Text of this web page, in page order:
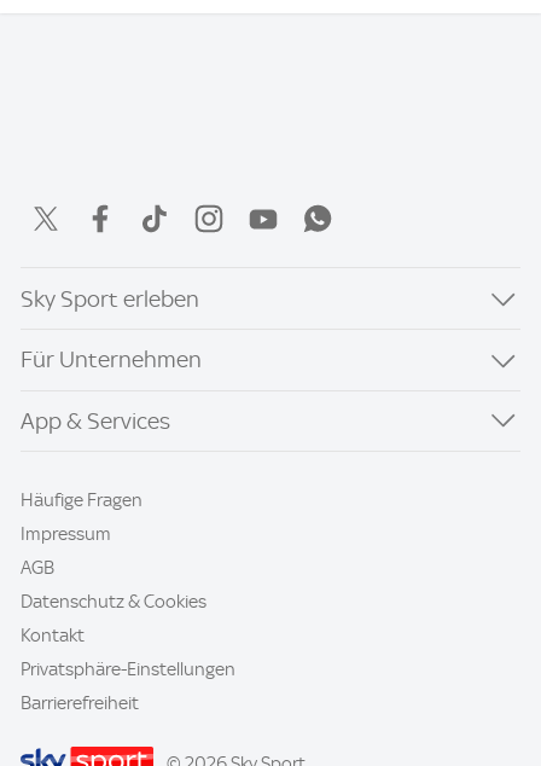
Sky Sport erleben
Für Unternehmen
App & Services
Häufige Fragen
Impressum
AGB
Datenschutz & Cookies
Kontakt
Privatsphäre-Einstellungen
Barrierefreiheit